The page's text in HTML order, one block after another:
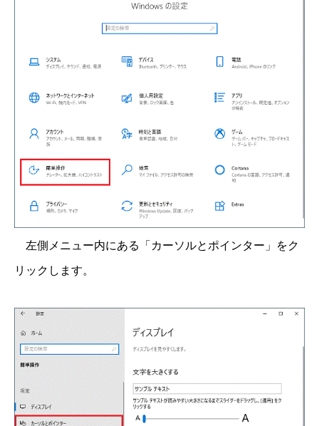
左側メニュー内にある「カーソルとポインター」をク
リックします。